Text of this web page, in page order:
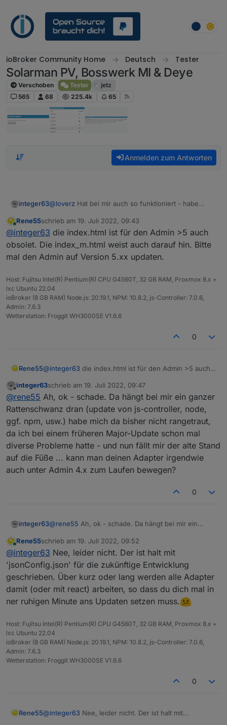
ioBroker Community Home Deutsch Tester
Solarman PV, Bosswerk MI & Deye
Verschoben Tester
jetz
565
68 225.4k 65
Anmelden zum Antworten
integer63@loverz Hat bei mir auch so funktioniert - habe
heute schon bekommen.
@Rene55habe gerade den Adapter installiert (0.0.14
- und auch von mir vielen Dank!) - lief ohne Fehler
durch. Die Instanz angelegt und die Files mit Upload
hochgeladen, aber er findet die index.html nicht:
Im Log ist mir aufgefallen, dass er eine index_m.html
Online
Rene55schrieb am 19. Juli 2022, 09:43
zuletzt editiert von
@integer63 die index.html ist für den Admin >5 auch
obsolet. Die index_m.html weist auch darauf hin. Bitte
mal den Admin auf Version 5.xx updaten.
Host: Fujitsu Intel(R) Pentium(R) CPU G4560T, 32 GB RAM, Proxmox 8.x +
lxc Ubuntu 22.04
ioBroker (8 GB RAM) Node.js: 20.19.1, NPM: 10.8.2, js-Controller: 7.0.6,
Admin: 7.6.3
Wetterstation: Froggit WH3000SE V1.6.6
0
Rene55@integer63 die index.html ist für den Admin >5 auch
mal den Admin auf Version 5.xx updaten.
Offline
integer63schrieb am 19. Juli 2022, 09:47
zuletzt editiert von
@rene55 Ah, ok - schade. Da hängt bei mir ein ganzer
Rattenschwanz dran (update von js-controller, node,
ggf. npm, usw.) habe mich da bisher nicht rangetraut,
da ich bei einem früheren Major-Update schon mal
diverse Probleme hatte - und nun fällt mir der alte Stand
auf die Füße ... kann man deinen Adapter irgendwie
auch unter Admin 4.x zum Laufen bewegen?
0
integer63@rene55 Ah, ok - schade. Da hängt bei mir ein
controller, node, ggf. npm, usw.) habe mich da
bisher nicht rangetraut, da ich bei einem früheren
Major-Update schon mal diverse Probleme hatte -
und nun fällt mir der alte Stand auf die Füße ... kann
man deinen Adapter irgendwie auch unter Admin 4.x
zum Laufen bewegen?
Online
Rene55schrieb am 19. Juli 2022, 09:52
zuletzt editiert von
@integer63 Nee, leider nicht. Der ist halt mit
'jsonConfig.json' für die zukünftige Entwicklung
geschrieben. Über kurz oder lang werden alle Adapter
damit (oder mit react) arbeiten, so dass du dich mal in
ner ruhigen Minute ans Updaten setzen muss.
Host: Fujitsu Intel(R) Pentium(R) CPU G4560T, 32 GB RAM, Proxmox 8.x +
lxc Ubuntu 22.04
ioBroker (8 GB RAM) Node.js: 20.19.1, NPM: 10.8.2, js-Controller: 7.0.6,
Admin: 7.6.3
Wetterstation: Froggit WH3000SE V1.6.6
0
Rene55@integer63 Nee, leider nicht. Der ist halt mit